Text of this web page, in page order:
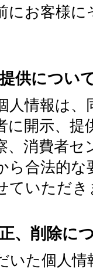
にお客様
供につい
人情報は
に開示、
、消費者
ら合法的
ていただき
、削除に
いた個人